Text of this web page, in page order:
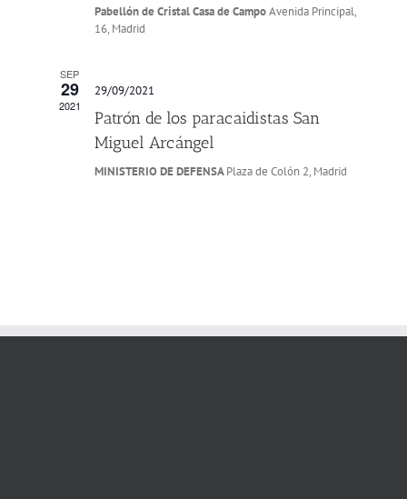
Pabellón de Cristal Casa de CampoAvenida Principal,
16, Madrid
SEP
29
2021
29/09/2021
Patrón de los paracaidistas San
Miguel Arcángel
MINISTERIO DE DEFENSAPlaza de Colón 2, Madrid